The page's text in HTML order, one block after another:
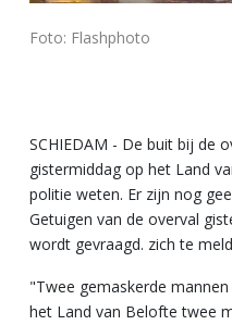
Foto: Flashphoto
SCHIEDAM - De buit bij de
gistermiddag op het Land
politie weten. Er zijn nog
Getuigen van de overval
wordt gevraagd. zich te
"Twee gemaskerde
het Land van Belofte twee